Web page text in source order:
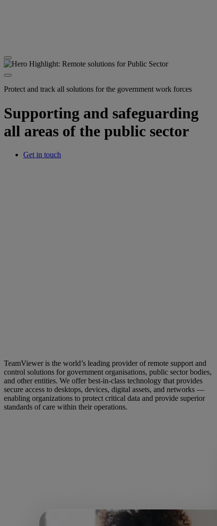
Protect and track all solutions for the government work forces
Supporting and safeguarding
all areas of the public sector
Get in touch
TeamViewer is the world’s leading provider of remote support and
control solutions for government organisations, public sector bodies,
and other entities. We offer best-in-class technology that provides
secure access to desktops, devices, digital assets, and networks —
enabling organizations to protect critical data and provide superior
standards of care within their operations.